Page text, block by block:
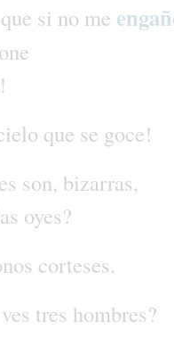
que si no me
que se goce!
son, bizarras,
oyes?
corteses.
ves tres hombres?